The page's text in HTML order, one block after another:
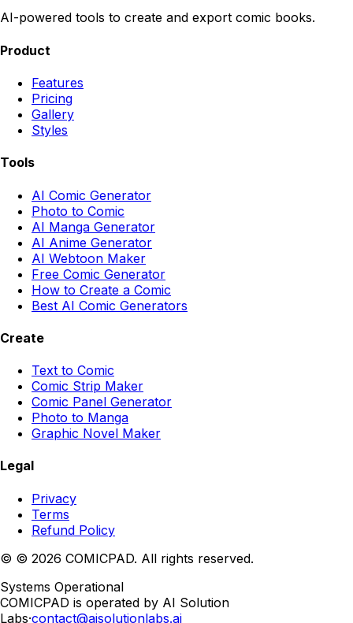
AI-powered tools to create and export comic books.
Product
Features
Pricing
Gallery
Styles
Tools
AI Comic Generator
Photo to Comic
AI Manga Generator
AI Anime Generator
AI Webtoon Maker
Free Comic Generator
How to Create a Comic
Best AI Comic Generators
Create
Text to Comic
Comic Strip Maker
Comic Panel Generator
Photo to Manga
Graphic Novel Maker
Legal
Privacy
Terms
Refund Policy
© © 2026 COMICPAD. All rights reserved.
Systems Operational
COMICPAD is operated by AI Solution
Labs·contact@aisolutionlabs.ai